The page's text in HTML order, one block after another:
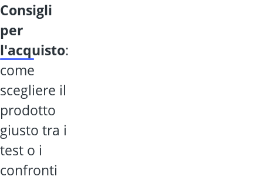
consigli
per
l'acquisto:
come
scegliere il
prodotto
giusto tra i
test o i
confronti